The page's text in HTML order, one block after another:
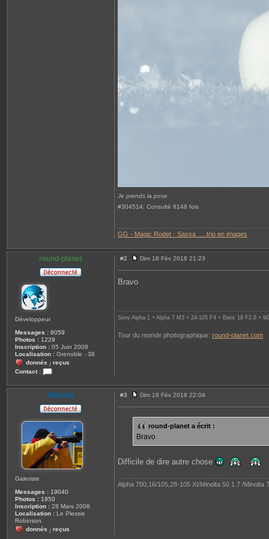
Je prends la pose
#304514: Consulté 8148 fois
GG - Magic Rodet - Sassa .....trio en images
round-planet
Développeur
Messages : 8059
Photos : 1229
Inscription : 05 Juin 2008
Localisation : Grenoble - 38
donnés / reçus
Contact :
o
n
a
c
t
r
r
o
u
l
a
n
e
#2
e
Dim 18 Fév 2018 21:23
Bravo
Sony Alpha 1 + Alpha 7 M3 + 24-105 F4 + Batis 18 F2.8 +
Tour du monde photographique: round-planet.com
Midship
Galeriste
Messages : 19040
Photos : 1950
Inscription : 28 Mars 2008
Localisation : Le Plessis
Robinson
donnés / reçus
#3
e
s
a
g
Dim 18 Fév 2018 22:04
round-planet a écrit :
Bravo
Difficile de dire autre chose
Alpha 700,16/105,28-105 XI/Minolta 50 1.7 /